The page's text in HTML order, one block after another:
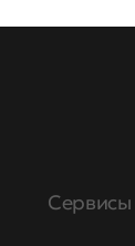
Сервисы